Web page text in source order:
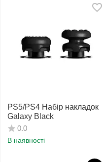
PS5/PS4 Набір накладок
Galaxy Black
0.0
В наявності